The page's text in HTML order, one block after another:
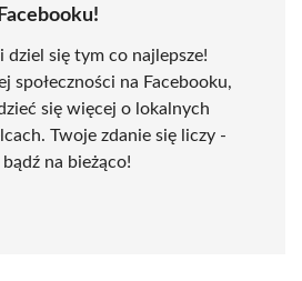
się tym co najlepsze!
społeczności na Facebooku,
się więcej o lokalnych
Twoje zdanie się liczy -
na bieżąco!